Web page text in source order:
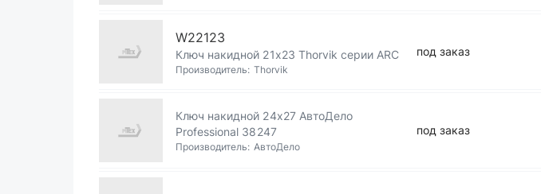
W22123
Ключ накидной 21х23 Thorvik серии ARC
Производитель: Thorvik
под заказ
Ключ накидной 24х27 АвтоДело
Professional 38247
Производитель: АвтоДело
под заказ